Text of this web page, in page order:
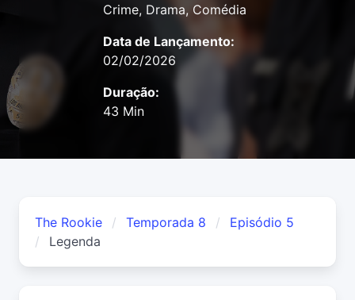
Crime, Drama, Comédia
Data de Lançamento:
02/02/2026
Duração:
43 Min
The Rookie Temporada 8
Episódio 5
Legenda